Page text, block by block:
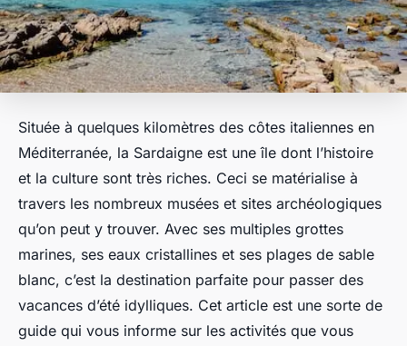
Située à quelques kilomètres des côtes italiennes en
Méditerranée, la Sardaigne est une île dont l’histoire
et la culture sont très riches. Ceci se matérialise à
travers les nombreux musées et sites archéologiques
qu’on peut y trouver. Avec ses multiples grottes
marines, ses eaux cristallines et ses plages de sable
blanc, c’est la destination parfaite pour passer des
vacances d’été idylliques. Cet article est une sorte de
guide qui vous informe sur les activités que vous